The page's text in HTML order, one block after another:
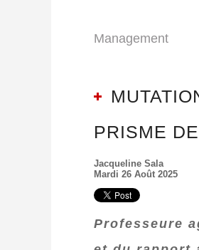
Management
PRISME
Jacqueline Sala
Mardi 26 Août 2025
Professeure